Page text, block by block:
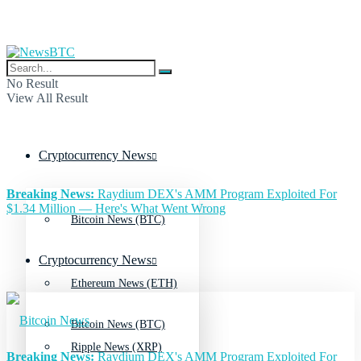
No Result
View All Result
Cryptocurrency News
Bitcoin News (BTC)
Ethereum News (ETH)
Ripple News (XRP)
Breaking News: Raydium DEX's AMM Program Exploited For
$1.34 Million — Here's What Went Wrong
Cryptocurrency News
Bitcoin News (BTC)
Breaking News:Raydium DEX's AMM Program Exploited For